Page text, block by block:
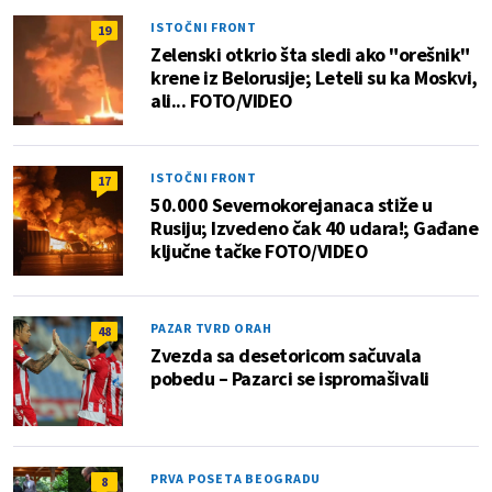
19 ISTOČNI FRONT
Zelenski otkrio šta sledi ako "orešnik"
krene iz Belorusije; Leteli su ka Moskvi,
ali... FOTO/VIDEO
17 ISTOČNI FRONT
50.000 Severnokorejanaca stiže u
Rusiju; Izvedeno čak 40 udara!; Gađane
ključne tačke FOTO/VIDEO
48 PAZAR TVRD ORAH
Zvezda sa desetoricom sačuvala
pobedu – Pazarci se ispromašivali
8 PRVA POSETA BEOGRADU